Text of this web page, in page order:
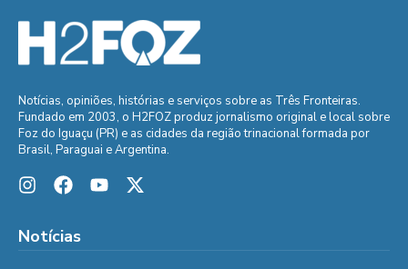
Notícias, opiniões, histórias e serviços sobre as Três Fronteiras.
Fundado em 2003, o H2FOZ produz jornalismo original e local sobre
Foz do Iguaçu (PR) e as cidades da região trinacional formada por
Brasil, Paraguai e Argentina.
Notícias